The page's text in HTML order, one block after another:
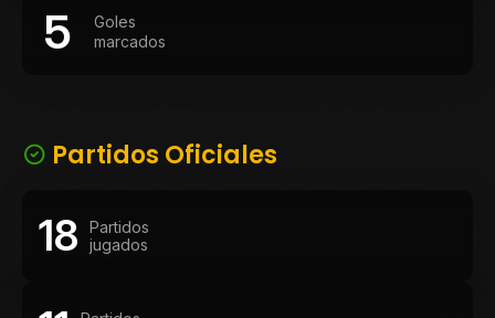
5
Goles
marcados
Partidos Oficiales
18
Partidos
jugados